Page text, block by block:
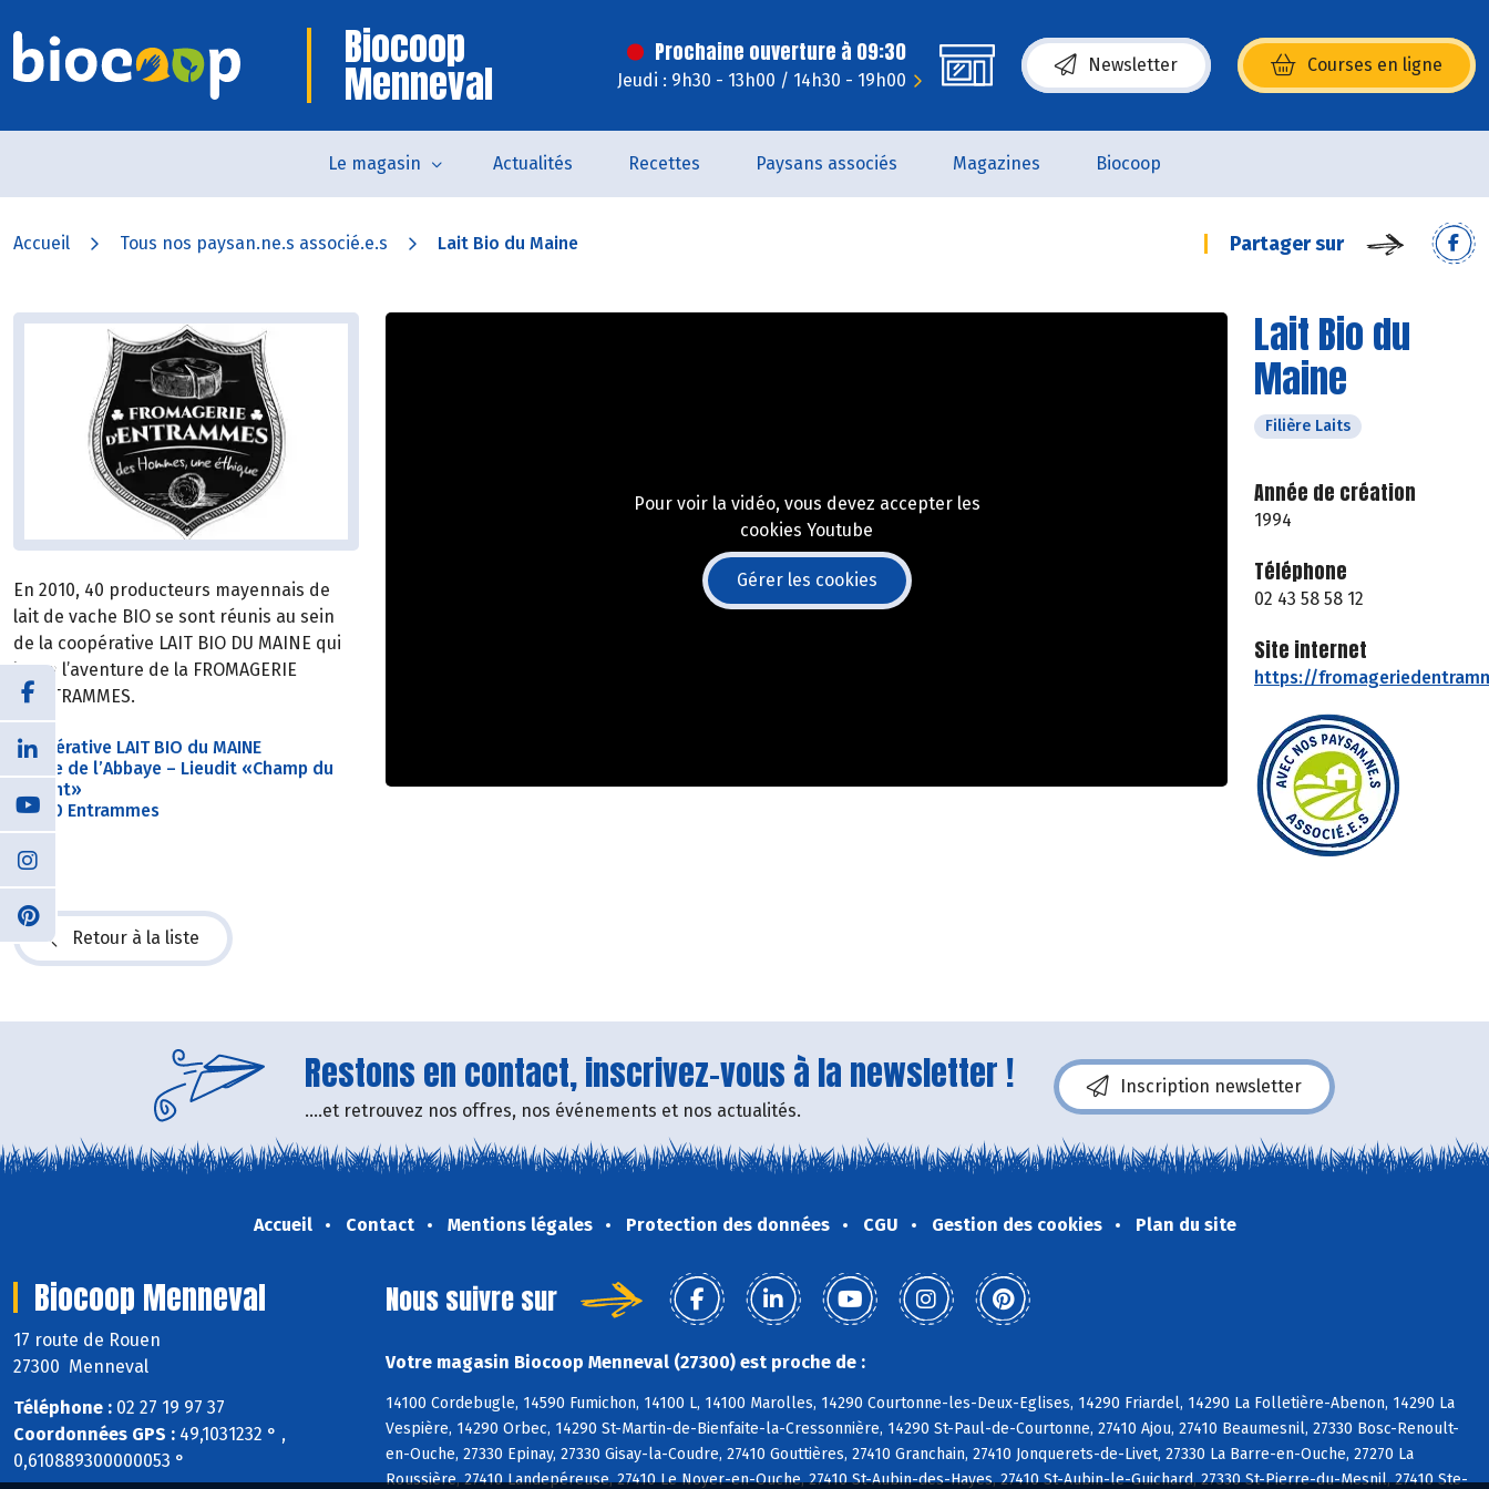
Biocoop
Menneval
Prochaine ouverture à 09:30
Jeudi : 9h30 - 13h00 / 14h30 - 19h00
Newsletter Courses en ligne
(s’ouvre dans une nouvelle fenêtre)
Le magasin Actualités Recettes Paysans associés Magazines Biocoop
Accueil Tous nos paysan.ne.s associé.e.s Lait Bio du Maine Partager sur
Lait Bio du
Maine
Filière Laits
Année de création
1994
Téléphone
02 43 58 58 12
Site internet
https://
En 2010, 40 producteurs mayennais de
lait de vache BIO se sont réunis au sein
de la coopérative LAIT BIO DU MAINE qui
lance l’aventure de la FROMAGERIE
d’ENTRAMMES.
Coopérative LAIT BIO du MAINE
Route de l’Abbaye – Lieudit «Champ du
Devant»
53260 Entrammes
Pour voir la vidéo, vous devez accepter les
cookies Youtube
Gérer les cookies
Retour à la liste
Restons en contact, inscrivez-vous à la newsletter !
....et retrouvez nos offres, nos événements et nos actualités.
Inscription newsletter
Accueil Contact Mentions légales Protection des données CGU Gestion des cookies Plan du site
Biocoop Menneval
17 route de Rouen
27300 Menneval
Téléphone : 02 27 19 97 37
Coordonnées GPS : 49,1031232 ° ,
0,610889300000053 °
Nous suivre sur
Votre magasin Biocoop Menneval (27300) est proche de :
14100 Cordebugle, 14590 Fumichon, 14100 L, 14100 Marolles, 14290 Courtonne-les-Deux-Eglises, 14290 Friardel, 14290 La Folletière-Abenon, 14290 La
Vespière, 14290 Orbec, 14290 St-Martin-de-Bienfaite-la-Cressonnière, 14290 St-Paul-de-Courtonne, 27410 Ajou, 27410 Beaumesnil, 27330 Bosc-Renoult-
en-Ouche, 27330 Epinay, 27330 Gisay-la-Coudre, 27410 Gouttières, 27410 Granchain, 27410 Jonquerets-de-Livet, 27330 La Barre-en-Ouche, 27270 La
Roussière, 27410 Landepéreuse, 27410 Le Noyer-en-Ouche, 27410 St-Aubin-des-Hayes, 27410 St-Aubin-le-Guichard, 27330 St-Pierre-du-Mesnil, 27410 Ste-